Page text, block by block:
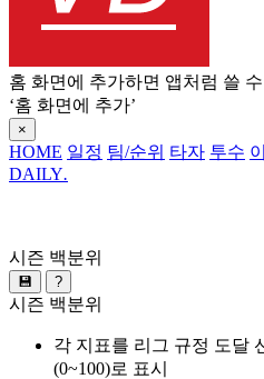
홈 화면에 추가하면 앱처럼 쓸
‘홈 화면에 추가’
×
HOME 일정 팀/순위 타자 투수
DAILY.
시즌 백분위
💾 ?
시즌 백분위
각 지표를 리그 규정 도달
(0~100)로 표시